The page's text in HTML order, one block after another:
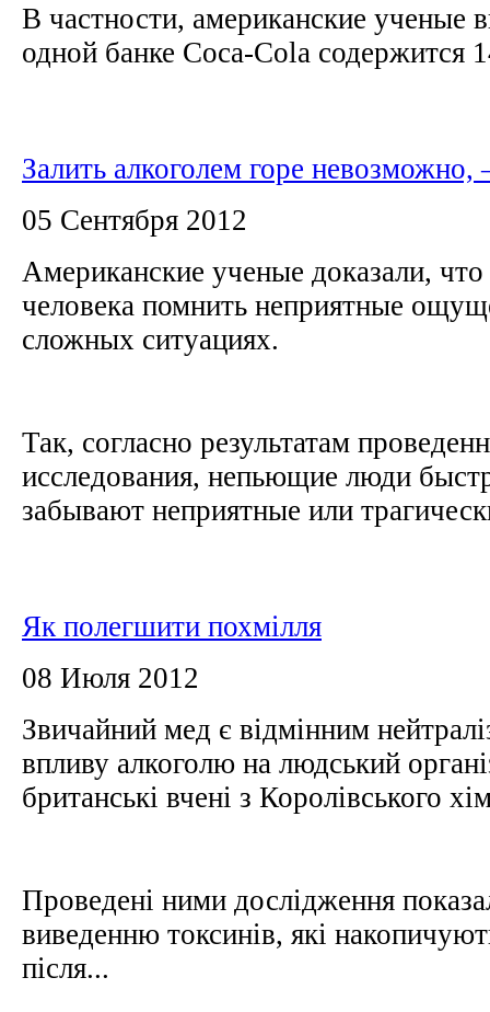
В частности, американские ученые
одной банке Coca-Cola содержится
Залить алкоголем горе невозможно,
05 Сентября 2012
Американские ученые доказали, что
человека помнить неприятные
сложных ситуациях.
Так, согласно результатам
исследования, непьющие люди
забывают неприятные или
Як полегшити похмілля
08 Июля 2012
Звичайний мед є відмінним
впливу алкоголю на людський
британські вчені з Королівського
Проведені ними дослідження
виведенню токсинів, які
після...